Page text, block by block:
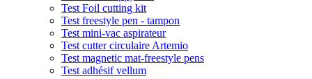
Test Foil cutting kit
Test freestyle pen - tampon
Test mini-vac aspirateur
Test cutter circulaire Artemio
Test magnetic mat-freestyle pens
Test adhésif vellum